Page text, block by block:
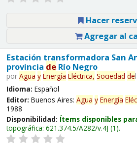
Hacer
Agregar al
Estación transformadora San
provincia deRío Negro
por Agua y Energía Eléctrica, Sociedad del
Idioma: Español
Editor: Buenos Aires: Agua y Energía
1988
Disponibilidad: Ítems disponibles
topográfica: 621.374.5/A282/v.4 (1).